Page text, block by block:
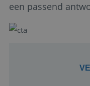
een passend